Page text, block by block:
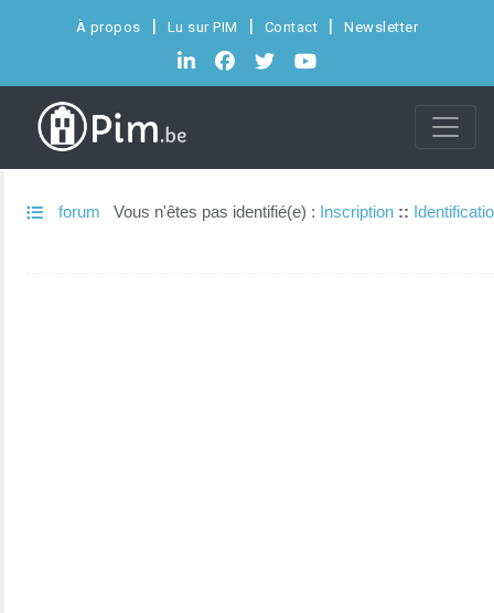
À propos Lu sur PIM Contact Newsletter
forum Vous n'êtes pas identifié(e) : Inscription ::